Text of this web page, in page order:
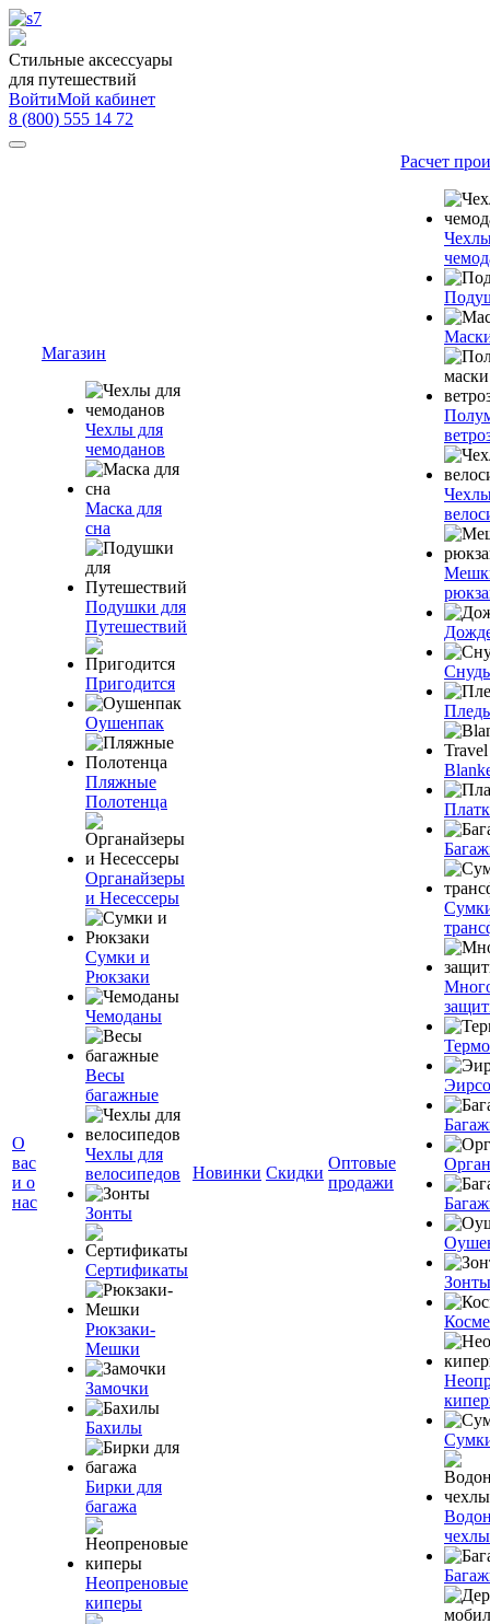
Стильные аксессуары
для путешествий
ВойтиМой кабинет
8 (800) 555 14 72
О
вас
и о
нас
Магазин
Чехлы для
чемоданов
Маска для
сна
Подушки для
Путешествий
Пригодится
Оушенпак
Пляжные
Полотенца
Органайзеры
и Несессеры
Сумки и
Рюкзаки
Чемоданы
Весы
багажные
Чехлы для
велосипедов
Зонты
Сертификаты
Рюкзаки-
Мешки
Замочки
Бахилы
Бирки для
багажа
Неопреновые
киперы
Новинки Скидки
Оптовые
продажи
Расчет
Зонты